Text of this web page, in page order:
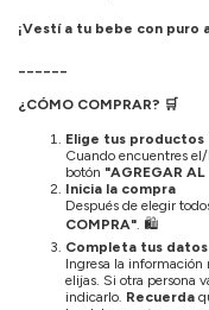
¡Vestí a tu bebe con puro
¿CÓMO COMPRAR? 🛒
Elige tus productos
Cuando encuentres
botón "AGREGAR
Inicia la compra
Después de elegir
COMPRA" 🛍️
Completa tus datos
Ingresa la información
elijas. Si otra persona
indicarlo. Recuerda